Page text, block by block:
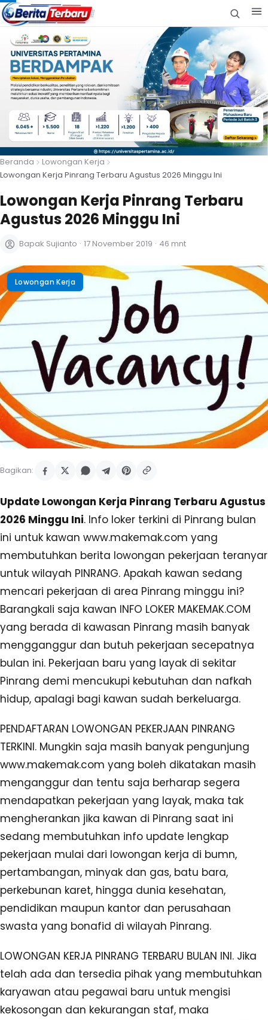
Beranda
Lowongan Kerja
Lowongan Kerja Pinrang Terbaru Agustus 2026 Minggu Ini
Lowongan Kerja Pinrang Terbaru
Agustus 2026 Minggu Ini
Bapak Sujianto · 17 November 2019 · 46 mnt
Lowongan Kerja
Bagikan:
Update Lowongan Kerja Pinrang Terbaru Agustus
2026 Minggu Ini. Info loker terkini di Pinrang bulan
ini untuk kawan www.makemak.com yang
membutuhkan berita lowongan pekerjaan teranyar
untuk wilayah PINRANG. Apakah kawan sedang
mencari pekerjaan di area Pinrang minggu ini?
Barangkali saja kawan INFO LOKER MAKEMAK.COM
yang berada di kawasan Pinrang masih banyak
mengganggur dan butuh pekerjaan secepatnya
bulan ini. Pekerjaan baru yang layak di sekitar
Pinrang demi mencukupi kebutuhan dan nafkah
hidup, apalagi bagi kawan sudah berkeluarga.
PENDAFTARAN LOWONGAN PEKERJAAN PINRANG
TERKINI. Mungkin saja masih banyak pengunjung
www.makemak.com yang boleh dikatakan masih
menganggur dan tentu saja berharap segera
mendapatkan pekerjaan yang layak, maka tak
mengherankan jika kawan di Pinrang saat ini
sedang membutuhkan info update lengkap
pekerjaan mulai dari lowongan kerja di bumn,
pertambangan, minyak dan gas, batu bara,
perkebunan karet, hingga dunia kesehatan,
pendidikan maupun kantor dan perusahaan
swasta yang bonafid di wilayah Pinrang.
LOWONGAN KERJA PINRANG TERBARU BULAN INI. Jika
telah ada dan tersedia pihak yang membutuhkan
karyawan atau pegawai baru untuk mengisi
kekosongan dan kekurangan staf, maka